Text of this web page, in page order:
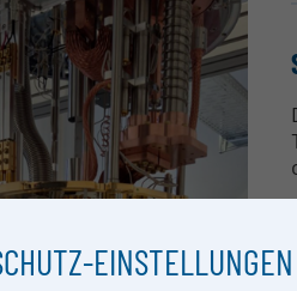
EINSTELLUNGEN